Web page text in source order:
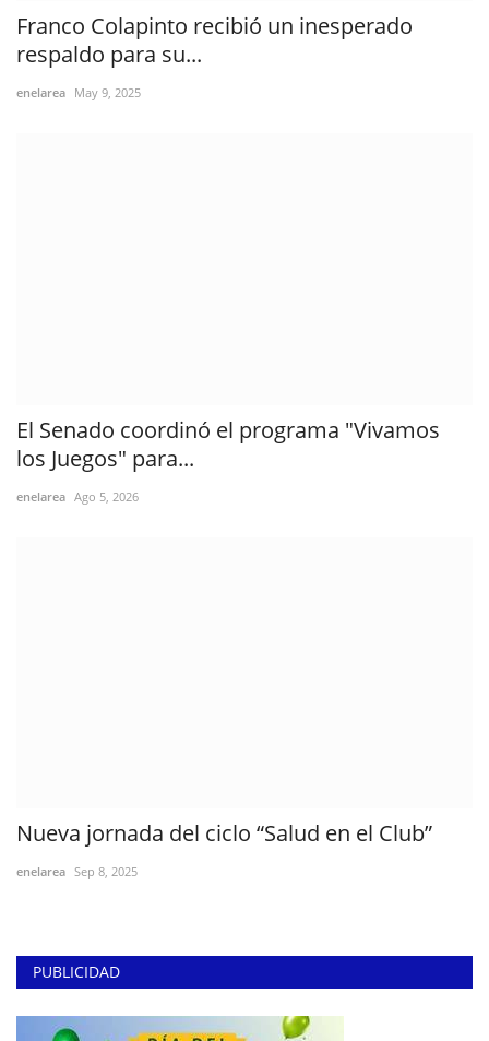
Franco Colapinto recibió un inesperado
respaldo para su...
enelarea May 9, 2025
El Senado coordinó el programa "Vivamos
los Juegos" para...
enelarea Ago 5, 2026
Nueva jornada del ciclo “Salud en el Club”
enelarea Sep 8, 2025
PUBLICIDAD